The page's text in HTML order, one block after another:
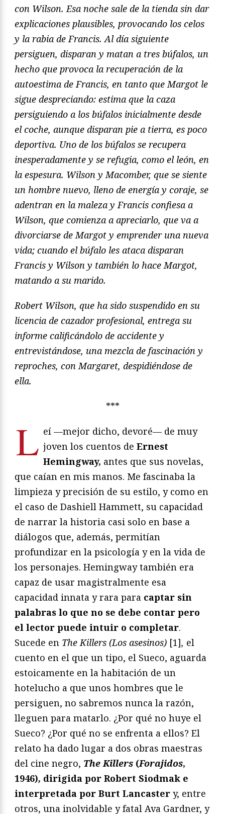
con Wilson. Esa noche sale de la tienda sin dar
explicaciones plausibles, provocando los celos
y la rabia de Francis. Al día siguiente
persiguen, disparan y matan a tres búfalos, un
hecho que provoca la recuperación de la
autoestima de Francis, en tanto que Margot le
sigue despreciando: estima que la caza
persiguiendo a los búfalos inicialmente desde
el coche, aunque disparan pie a tierra, es poco
deportiva. Uno de los búfalos se recupera
inesperadamente y se refugia, como el león, en
la espesura. Wilson y Macomber, que se siente
un hombre nuevo, lleno de energía y coraje, se
adentran en la maleza y Francis confiesa a
Wilson, que comienza a apreciarlo, que va a
divorciarse de Margot y emprender una nueva
vida; cuando el búfalo les ataca disparan
Francis y Wilson y también lo hace Margot,
matando a su marido.
Robert Wilson, que ha sido suspendido en su
licencia de cazador profesional, entrega su
informe calificándolo de accidente y
entrevistándose, una mezcla de fascinación y
reproches, con Margaret, despidiéndose de
ella.
***
L eí —mejor dicho, devoré— de muy
joven los cuentos de Ernest
Hemingway, antes que sus novelas,
que caían en mis manos. Me fascinaba la
limpieza y precisión de su estilo, y como en
el caso de Dashiell Hammett, su capacidad
de narrar la historia casi solo en base a
diálogos que, además, permitían
profundizar en la psicología y en la vida de
los personajes. Hemingway también era
capaz de usar magistralmente esa
capacidad innata y rara para captar sin
palabras lo que no se debe contar pero
el lector puede intuir o completar.
Sucede en The Killers (Los asesinos) [1], el
cuento en el que un tipo, el Sueco, aguarda
estoicamente en la habitación de un
hotelucho a que unos hombres que le
persiguen, no sabremos nunca la razón,
lleguen para matarlo. ¿Por qué no huye el
Sueco? ¿Por qué no se enfrenta a ellos? El
relato ha dado lugar a dos obras maestras
del cine negro, The Killers (Forajidos,
1946), dirigida por Robert Siodmak e
interpretada por Burt Lancaster y, entre
otros, una inolvidable y fatal Ava Gardner, y